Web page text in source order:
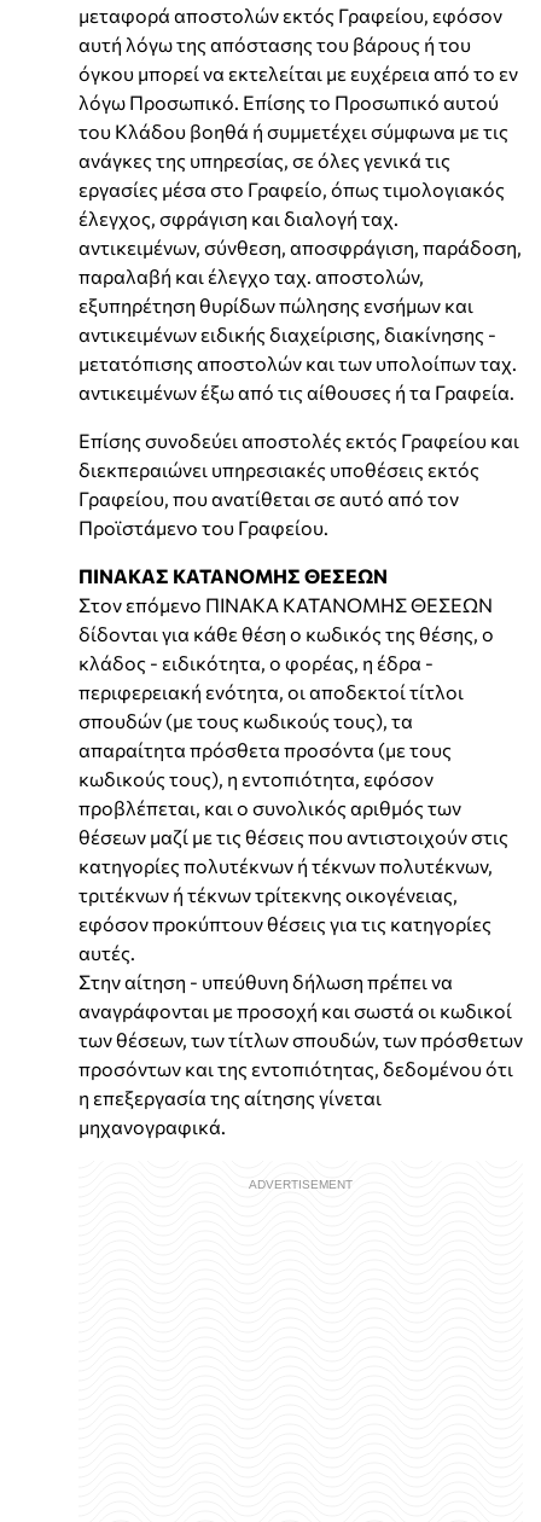
μεταφορά αποστολών εκτός Γραφείου, εφόσον
αυτή λόγω της απόστασης του βάρους ή του
όγκου μπορεί να εκτελείται με ευχέρεια από το εν
λόγω Προσωπικό. Επίσης το Προσωπικό αυτού
του Κλάδου βοηθά ή συμμετέχει σύμφωνα με τις
ανάγκες της υπηρεσίας, σε όλες γενικά τις
εργασίες μέσα στο Γραφείο, όπως τιμολογιακός
έλεγχος, σφράγιση και διαλογή ταχ.
αντικειμένων, σύνθεση, αποσφράγιση, παράδοση,
παραλαβή και έλεγχο ταχ. αποστολών,
εξυπηρέτηση θυρίδων πώλησης ενσήμων και
αντικειμένων ειδικής διαχείρισης, διακίνησης -
μετατόπισης αποστολών και των υπολοίπων ταχ.
αντικειμένων έξω από τις αίθουσες ή τα Γραφεία.
Επίσης συνοδεύει αποστολές εκτός Γραφείου και
διεκπεραιώνει υπηρεσιακές υποθέσεις εκτός
Γραφείου, που ανατίθεται σε αυτό από τον
Προϊστάμενο του Γραφείου.
ΠΙΝΑΚΑΣ ΚΑΤΑΝΟΜΗΣ ΘΕΣΕΩΝ
Στον επόμενο ΠΙΝΑΚΑ ΚΑΤΑΝΟΜΗΣ ΘΕΣΕΩΝ
δίδονται για κάθε θέση ο κωδικός της θέσης, ο
κλάδος - ειδικότητα, ο φορέας, η έδρα -
περιφερειακή ενότητα, οι αποδεκτοί τίτλοι
σπουδών (με τους κωδικούς τους), τα
απαραίτητα πρόσθετα προσόντα (με τους
κωδικούς τους), η εντοπιότητα, εφόσον
προβλέπεται, και ο συνολικός αριθμός των
θέσεων μαζί με τις θέσεις που αντιστοιχούν στις
κατηγορίες πολυτέκνων ή τέκνων πολυτέκνων,
τριτέκνων ή τέκνων τρίτεκνης οικογένειας,
εφόσον προκύπτουν θέσεις για τις κατηγορίες
αυτές.
Στην αίτηση - υπεύθυνη δήλωση πρέπει να
αναγράφονται με προσοχή και σωστά οι κωδικοί
των θέσεων, των τίτλων σπουδών, των πρόσθετων
προσόντων και της εντοπιότητας, δεδομένου ότι
η επεξεργασία της αίτησης γίνεται
μηχανογραφικά.